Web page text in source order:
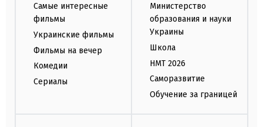
Самые интересные
фильмы
Украинские фильмы
Фильмы на вечер
Комедии
Сериалы
Министерство
образования и науки
Украины
Школа
НМТ 2026
Саморазвитие
Обучение за границей